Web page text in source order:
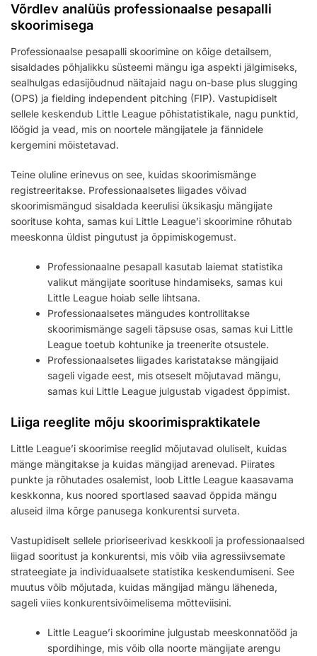
Võrdlev analüüs professionaalse pesapalli
skoorimisega
Professionaalse pesapalli skoorimine on kõige detailsem,
sisaldades põhjalikku süsteemi mängu iga aspekti jälgimiseks,
sealhulgas edasijõudnud näitajaid nagu on-base plus slugging
(OPS) ja fielding independent pitching (FIP). Vastupidiselt
sellele keskendub Little League põhistatistikale, nagu punktid,
löögid ja vead, mis on noortele mängijatele ja fännidele
kergemini mõistetavad.
Teine oluline erinevus on see, kuidas skoorimismänge
registreeritakse. Professionaalsetes liigades võivad
skoorimismängud sisaldada keerulisi üksikasju mängijate
soorituse kohta, samas kui Little League’i skoorimine rõhutab
meeskonna üldist pingutust ja õppimiskogemust.
Professionaalne pesapall kasutab laiemat statistika
valikut mängijate soorituse hindamiseks, samas kui
Little League hoiab selle lihtsana.
Professionaalsetes mängudes kontrollitakse
skoorimismänge sageli täpsuse osas, samas kui Little
League toetub kohtunike ja treenerite otsustele.
Professionaalsetes liigades karistatakse mängijaid
sageli vigade eest, mis otseselt mõjutavad mängu,
samas kui Little League julgustab vigadest õppimist.
Liiga reeglite mõju skoorimispraktikatele
Little League’i skoorimise reeglid mõjutavad oluliselt, kuidas
mänge mängitakse ja kuidas mängijad arenevad. Piirates
punkte ja rõhutades osalemist, loob Little League kaasavama
keskkonna, kus noored sportlased saavad õppida mängu
aluseid ilma kõrge panusega konkurentsi surveta.
Vastupidiselt sellele prioriseerivad keskkooli ja professionaalsed
liigad sooritust ja konkurentsi, mis võib viia agressiivsemate
strateegiate ja individuaalsete statistika keskendumiseni. See
muutus võib mõjutada, kuidas mängijad mängu läheneda,
sageli viies konkurentsivõimelisema mõtteviisini.
Little League’i skoorimine julgustab meeskonnatööd ja
spordihinge, mis võib olla noorte mängijate arengu